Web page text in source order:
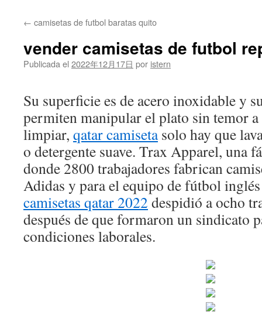
contenido
← camisetas de futbol baratas quito
vender camisetas de futbol
Publicada el 2022年12月17日 por istern
Su superficie es de acero inoxidable y
permiten manipular el plato sin temor
limpiar, qatar camisetasolo hay que
o detergente suave. Trax Apparel, una
donde 2800 trabajadores fabrican
Adidas y para el equipo de fútbol
camisetas qatar 2022 despidió a ocho
después de que formaron un sindicato
condiciones laborales.